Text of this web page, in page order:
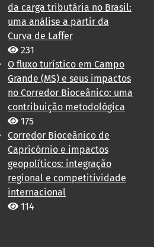
da carga tributária no Brasil:
uma análise a partir da
Curva de Laffer
231
O fluxo turístico em Campo
Grande (MS) e seus impactos
no Corredor Bioceânico: uma
contribuição metodológica
175
Corredor Bioceânico de
Capricórnio e impactos
geopolíticos: integração
regional e competitividade
internacional
114